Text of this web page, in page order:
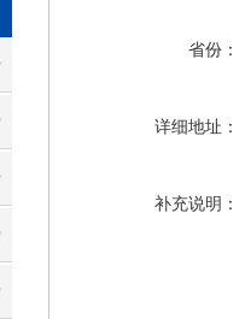
省份：
详细地址：
补充说明：